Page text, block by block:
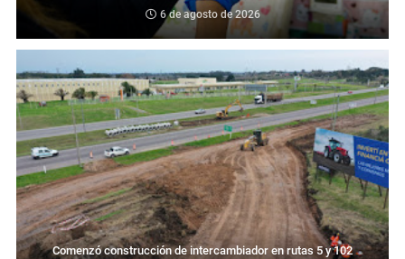
6 de agosto de 2026
Comenzó construcción de intercambiador en rutas 5 y 102